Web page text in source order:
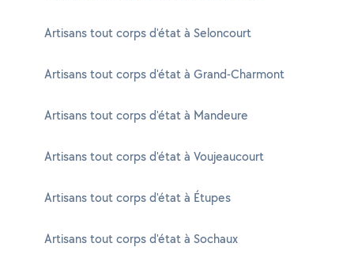
Artisans tout corps d'état à Seloncourt
Artisans tout corps d'état à Grand-Charmont
Artisans tout corps d'état à Mandeure
Artisans tout corps d'état à Voujeaucourt
Artisans tout corps d'état à Étupes
Artisans tout corps d'état à Sochaux